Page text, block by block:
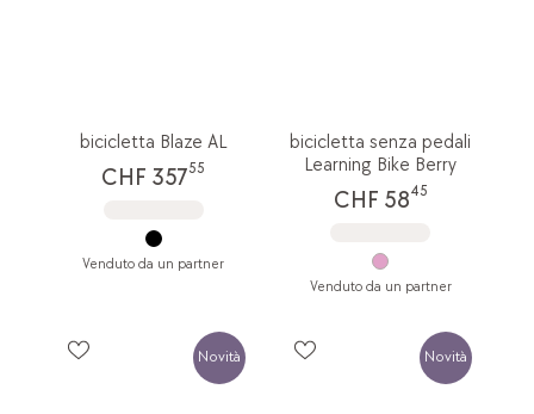
bicicletta Blaze AL
CHF 35755
Venduto da un partner
bicicletta senza pedali
Learning Bike Berry
CHF 5845
Venduto da un partner
Novità Novità